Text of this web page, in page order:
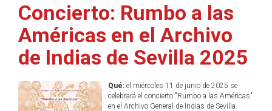
Concierto: Rumbo a las
Américas en el Archivo
de Indias de Sevilla 2025
Qué:el miércoles 11 de junio de 2025 se
celebrará el concierto "Rumbo a las Américas"
en el Archivo General de Indias de Sevilla.